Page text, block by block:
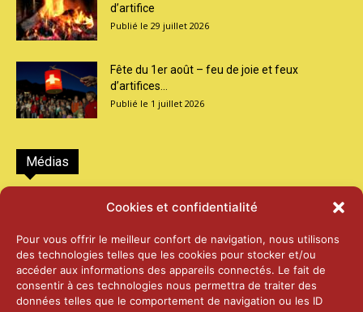
Cookies et confidentialité
Pour vous offrir le meilleur confort de navigation, nous utilisons
des technologies telles que les cookies pour stocker et/ou
accéder aux informations des appareils connectés. Le fait de
consentir à ces technologies nous permettra de traiter des
données telles que le comportement de navigation ou les ID
d’artifice
29 juillet 2026
Fête du 1er août – feu de joie et feux
d’artifices...
1 juillet 2026
Médias
2026 – Laiterie d’Orsières et Abbaye de St-
25 juin 2026
2025 – Palais Fédéral – Berne
25 juin 2026